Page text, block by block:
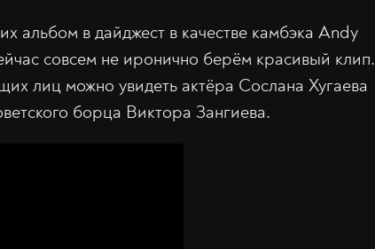
альбом в дайджест в качестве камбэка Andy
совсем не иронично берём красивый клип.
лиц можно увидеть актёра Сослана Хугаева
борца Виктора Зангиева.